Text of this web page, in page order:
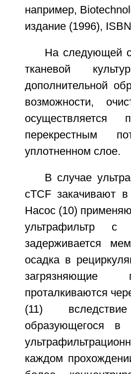
например,
издание (1996),
На следующей
тканевой
дополнительной
возможности,
осуществляется
перекрестным
уплотненном слое.
В случае
cTCF закачивают
Насос (10)
ультрафильтр с
задерживается
осадка в
проталкиваются
(11)
образующегося в
каждом